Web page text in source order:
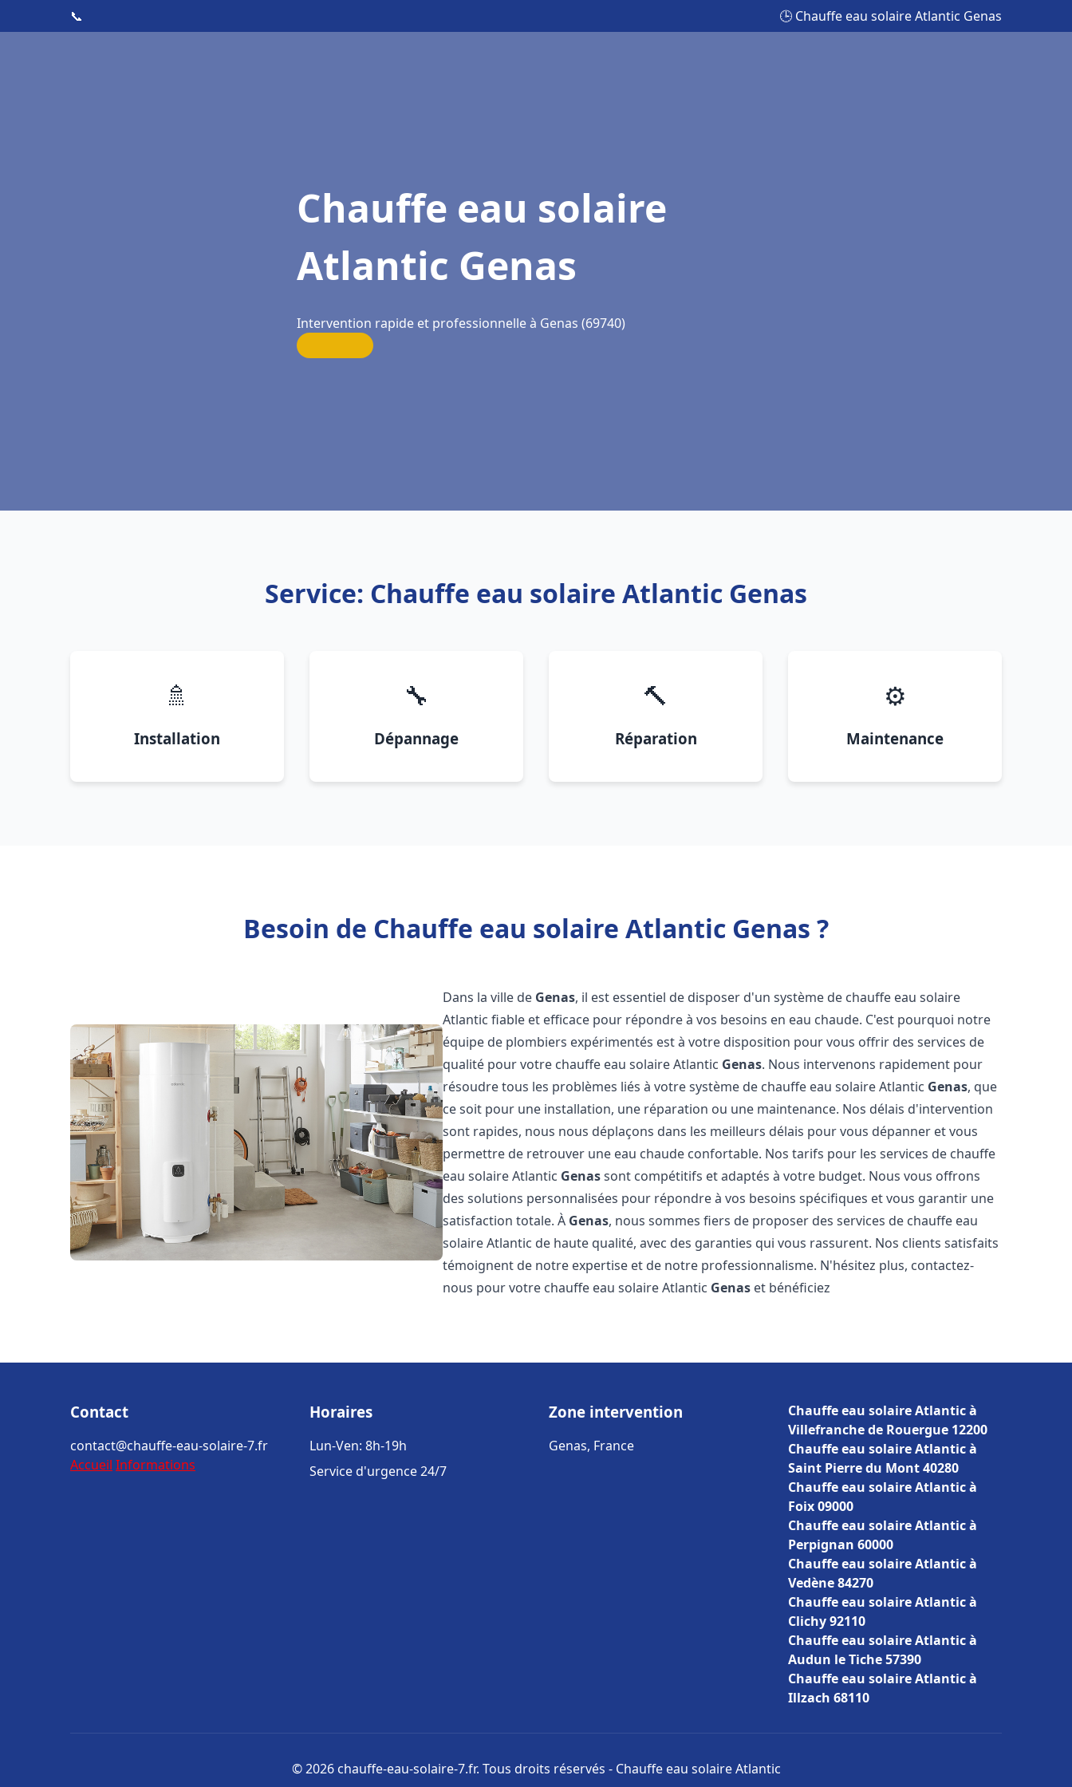
📞 🕒 Chauffe eau solaire Atlantic Genas
Chauffe eau solaire
Atlantic Genas
Intervention rapide et professionnelle à Genas (69740)
Service: Chauffe eau solaire Atlantic Genas
🚿
Installation
🔧
Dépannage
🔨
Réparation
⚙️
Maintenance
Besoin de Chauffe eau solaire Atlantic Genas ?
Dans la ville de Genas, il est essentiel de disposer d'un système de chauffe eau solaire
Atlantic fiable et efficace pour répondre à vos besoins en eau chaude. C'est pourquoi notre
équipe de plombiers expérimentés est à votre disposition pour vous offrir des services de
qualité pour votre chauffe eau solaire Atlantic Genas. Nous intervenons rapidement pour
résoudre tous les problèmes liés à votre système de chauffe eau solaire Atlantic Genas, que
ce soit pour une installation, une réparation ou une maintenance. Nos délais d'intervention
sont rapides, nous nous déplaçons dans les meilleurs délais pour vous dépanner et vous
permettre de retrouver une eau chaude confortable. Nos tarifs pour les services de chauffe
eau solaire Atlantic Genassont compétitifs et adaptés à votre budget. Nous vous offrons
des solutions personnalisées pour répondre à vos besoins spécifiques et vous garantir une
satisfaction totale. À Genas, nous sommes fiers de proposer des services de chauffe eau
solaire Atlantic de haute qualité, avec des garanties qui vous rassurent. Nos clients satisfaits
témoignent de notre expertise et de notre professionnalisme. N'hésitez plus, contactez-
nous pour votre chauffe eau solaire Atlantic Genas et bénéficiez
Contact
contact@chauffe-eau-solaire-7.fr
Accueil Informations
Horaires
Lun-Ven: 8h-19h
Service d'urgence 24/7
Zone intervention
Genas, France
Chauffe eau solaire Atlantic à
Villefranche de Rouergue 12200
Chauffe eau solaire Atlantic à
Saint Pierre du Mont 40280
Chauffe eau solaire Atlantic à
Foix 09000
Chauffe eau solaire Atlantic à
Perpignan 60000
Chauffe eau solaire Atlantic à
Vedène 84270
Chauffe eau solaire Atlantic à
Clichy 92110
Chauffe eau solaire Atlantic à
Audun le Tiche 57390
Chauffe eau solaire Atlantic à
Illzach 68110
© 2026 chauffe-eau-solaire-7.fr. Tous droits réservés - Chauffe eau solaire Atlantic